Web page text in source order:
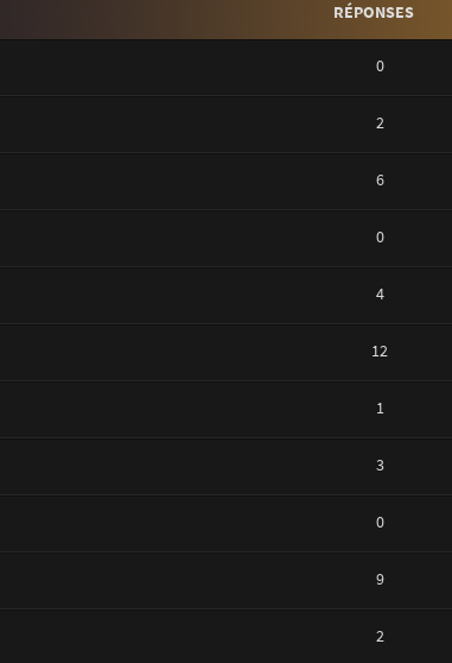
RÉPONSES
0
2
6
0
4
12
1
3
0
9
2